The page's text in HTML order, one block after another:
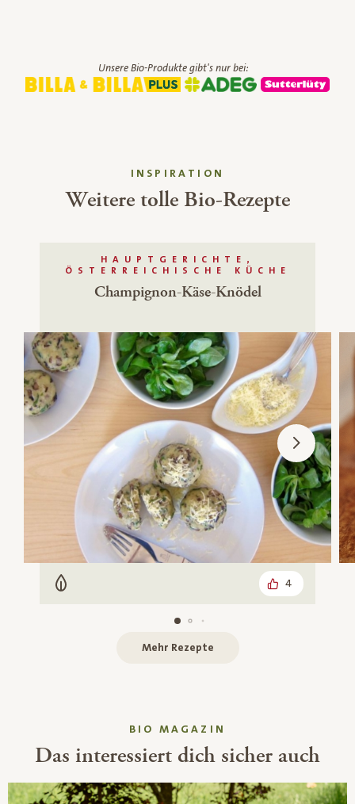
Unsere Bio-Produkte gibt's nur bei:
INSPIRATION
Weitere tolle Bio-Rezepte
HAUPTGERICHTE,
ÖSTERREICHISCHE KÜCHE
Champignon-Käse-Knödel
Vegetarisch 4
Mehr Rezepte
BIO MAGAZIN
Das interessiert dich sicher auch